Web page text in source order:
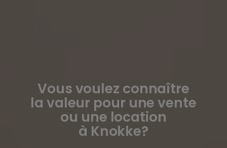
Vous voulez connaître
la valeur pour une vente
ou une location
à Knokke?